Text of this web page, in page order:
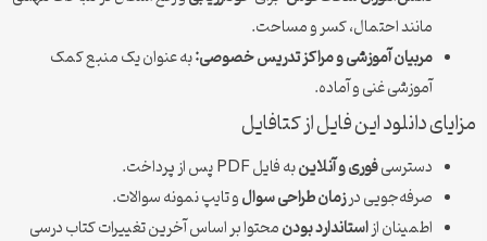
مانند احتمال، کسر و مساحت.
مربیان آموزشی و مراکز تدریس خصوصی:به عنوان یک منبع کمک
آموزشی غنی و آماده.
مزایای دانلود این فایل از کتافایل
دسترسیفوری و آنلاینبه فایل PDF پس از پرداخت.
صرفه‌جویی درزمان طراحی سوالو تایپ نمونه سوالات.
اطمینان ازاستاندارد بودنمحتوا بر اساس آخرین تغییرات کتاب درسی